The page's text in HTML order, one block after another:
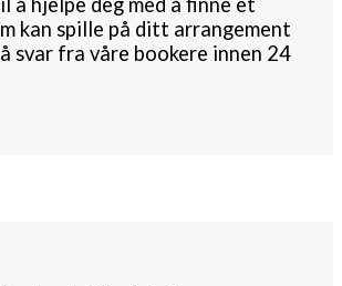
kan spille på ditt arrangement
svar fra våre bookere innen 24